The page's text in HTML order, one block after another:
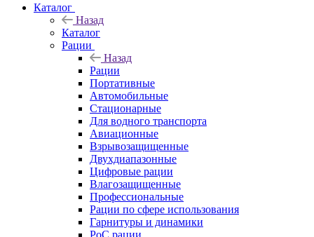
Каталог
Назад
Каталог
Рации
Назад
Рации
Портативные
Автомобильные
Стационарные
Для водного транспорта
Авиационные
Взрывозащищенные
Двухдиапазонные
Цифровые рации
Влагозащищенные
Профессиональные
Рации по сфере использования
Гарнитуры и динамики
PoC рации